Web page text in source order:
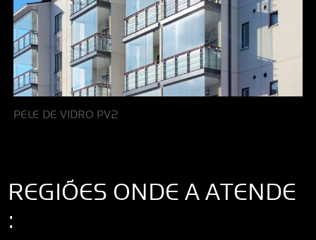
PELE DE VIDRO PV2
REGIÕES ONDE A ATENDE
: